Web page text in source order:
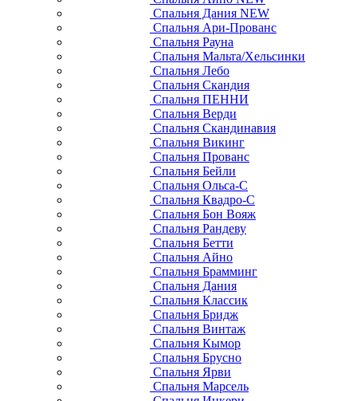
Спальня Дания NEW
Спальня Ари-Прованс
Спальня Рауна
Спальня Мальта/Хельсинки
Спальня Лебо
Спальня Скандия
Спальня ПЕННИ
Спальня Верди
Спальня Скандинавия
Спальня Викинг
Спальня Прованс
Спальня Бейли
Спальня Ольса-С
Спальня Квадро-С
Спальня Бон Вояж
Спальня Рандеву
Спальня Бетти
Спальня Айно
Спальня Брамминг
Спальня Дания
Спальня Классик
Спальня Бридж
Спальня Винтаж
Спальня Кымор
Спальня Брусно
Спальня Ярви
Спальня Марсель